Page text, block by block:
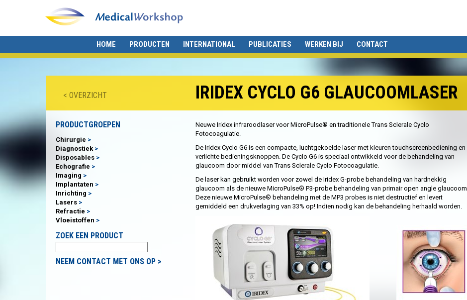
HOME PRODUCTEN INTERNATIONAL PUBLICATIES WERKEN BIJ CONTACT
< OVERZICHT IRIDEX CYCLO G6 GLAUCOOMLASER
PRODUCTGROEPEN
Chirurgie
Diagnostiek
Disposables
Echografie
Imaging
Implantaten
Inrichting
Lasers
Refractie
Vloeistoffen
ZOEK EEN PRODUCT
NEEM CONTACT MET ONS OP >
Neuwe Iridex infraroodlaser voor MicroPulse® en traditionele Trans Sclerale Cyclo
Fotocoagulatie.
De Iridex Cyclo G6 is een compacte, luchtgekoelde laser met kleuren touchscreenbediening en
verlichte bedieningsknoppen. De Cyclo G6 is speciaal ontwikkeld voor de behandeling van
glaucoom door middel van Trans Sclerale Cyclo Fotocoagulatie.
De laser kan gebruikt worden voor zowel de Iridex G-probe behandeling van hardnekkig
glaucoom als de nieuwe MicroPulse® P3-probe behandeling van primair open angle glaucoom.
Deze nieuwe MicroPulse® behandeling met de MP3 probes is niet destructief en levert
gemiddeld een drukverlaging van 33% op! Indien nodig kan de behandeling herhaald worden.